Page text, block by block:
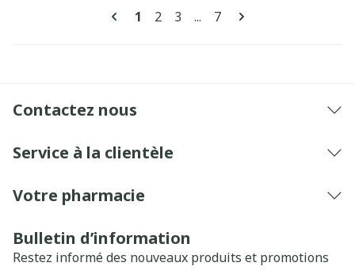
Pages
Vous lisez actuellement la page
1 Page
2 Page
3 ... Page
7
Contactez nous
Service à la clientèle
Votre pharmacie
Bulletin d’information
Restez informé des nouveaux produits et promotions